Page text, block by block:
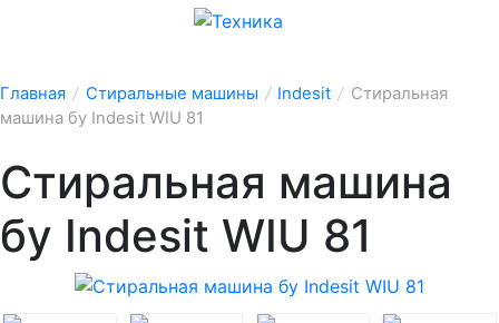
Главная / Стиральные машины / Indesit / Стиральная
машина бу Indesit WIU 81
Стиральная машина
бу Indesit WIU 81